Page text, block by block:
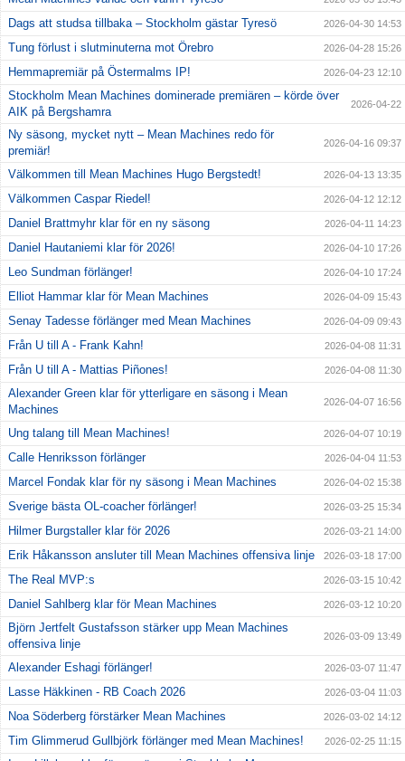
Dags att studsa tillbaka – Stockholm gästar Tyresö 2026-04-30 14:53
Tung förlust i slutminuterna mot Örebro 2026-04-28 15:26
Hemmapremiär på Östermalms IP! 2026-04-23 12:10
Stockholm Mean Machines dominerade premiären – körde över
AIK på Bergshamra
2026-04-22
Ny säsong, mycket nytt – Mean Machines redo för
premiär!
2026-04-16 09:37
Välkommen till Mean Machines Hugo Bergstedt! 2026-04-13 13:35
Välkommen Caspar Riedel! 2026-04-12 12:12
Daniel Brattmyhr klar för en ny säsong 2026-04-11 14:23
Daniel Hautaniemi klar för 2026! 2026-04-10 17:26
Leo Sundman förlänger! 2026-04-10 17:24
Elliot Hammar klar för Mean Machines 2026-04-09 15:43
Senay Tadesse förlänger med Mean Machines 2026-04-09 09:43
Från U till A - Frank Kahn! 2026-04-08 11:31
Från U till A - Mattias Piñones! 2026-04-08 11:30
Alexander Green klar för ytterligare en säsong i Mean
Machines
2026-04-07 16:56
Ung talang till Mean Machines! 2026-04-07 10:19
Calle Henriksson förlänger 2026-04-04 11:53
Marcel Fondak klar för ny säsong i Mean Machines 2026-04-02 15:38
Sverige bästa OL-coacher förlänger! 2026-03-25 15:34
Hilmer Burgstaller klar för 2026 2026-03-21 14:00
Erik Håkansson ansluter till Mean Machines offensiva linje 2026-03-18 17:00
The Real MVP:s 2026-03-15 10:42
Daniel Sahlberg klar för Mean Machines 2026-03-12 10:20
Björn Jertfelt Gustafsson stärker upp Mean Machines
offensiva linje
2026-03-09 13:49
Alexander Eshagi förlänger! 2026-03-07 11:47
Lasse Häkkinen - RB Coach 2026 2026-03-04 11:03
Noa Söderberg förstärker Mean Machines 2026-03-02 14:12
Tim Glimmerud Gullbjörk förlänger med Mean Machines! 2026-02-25 11:15